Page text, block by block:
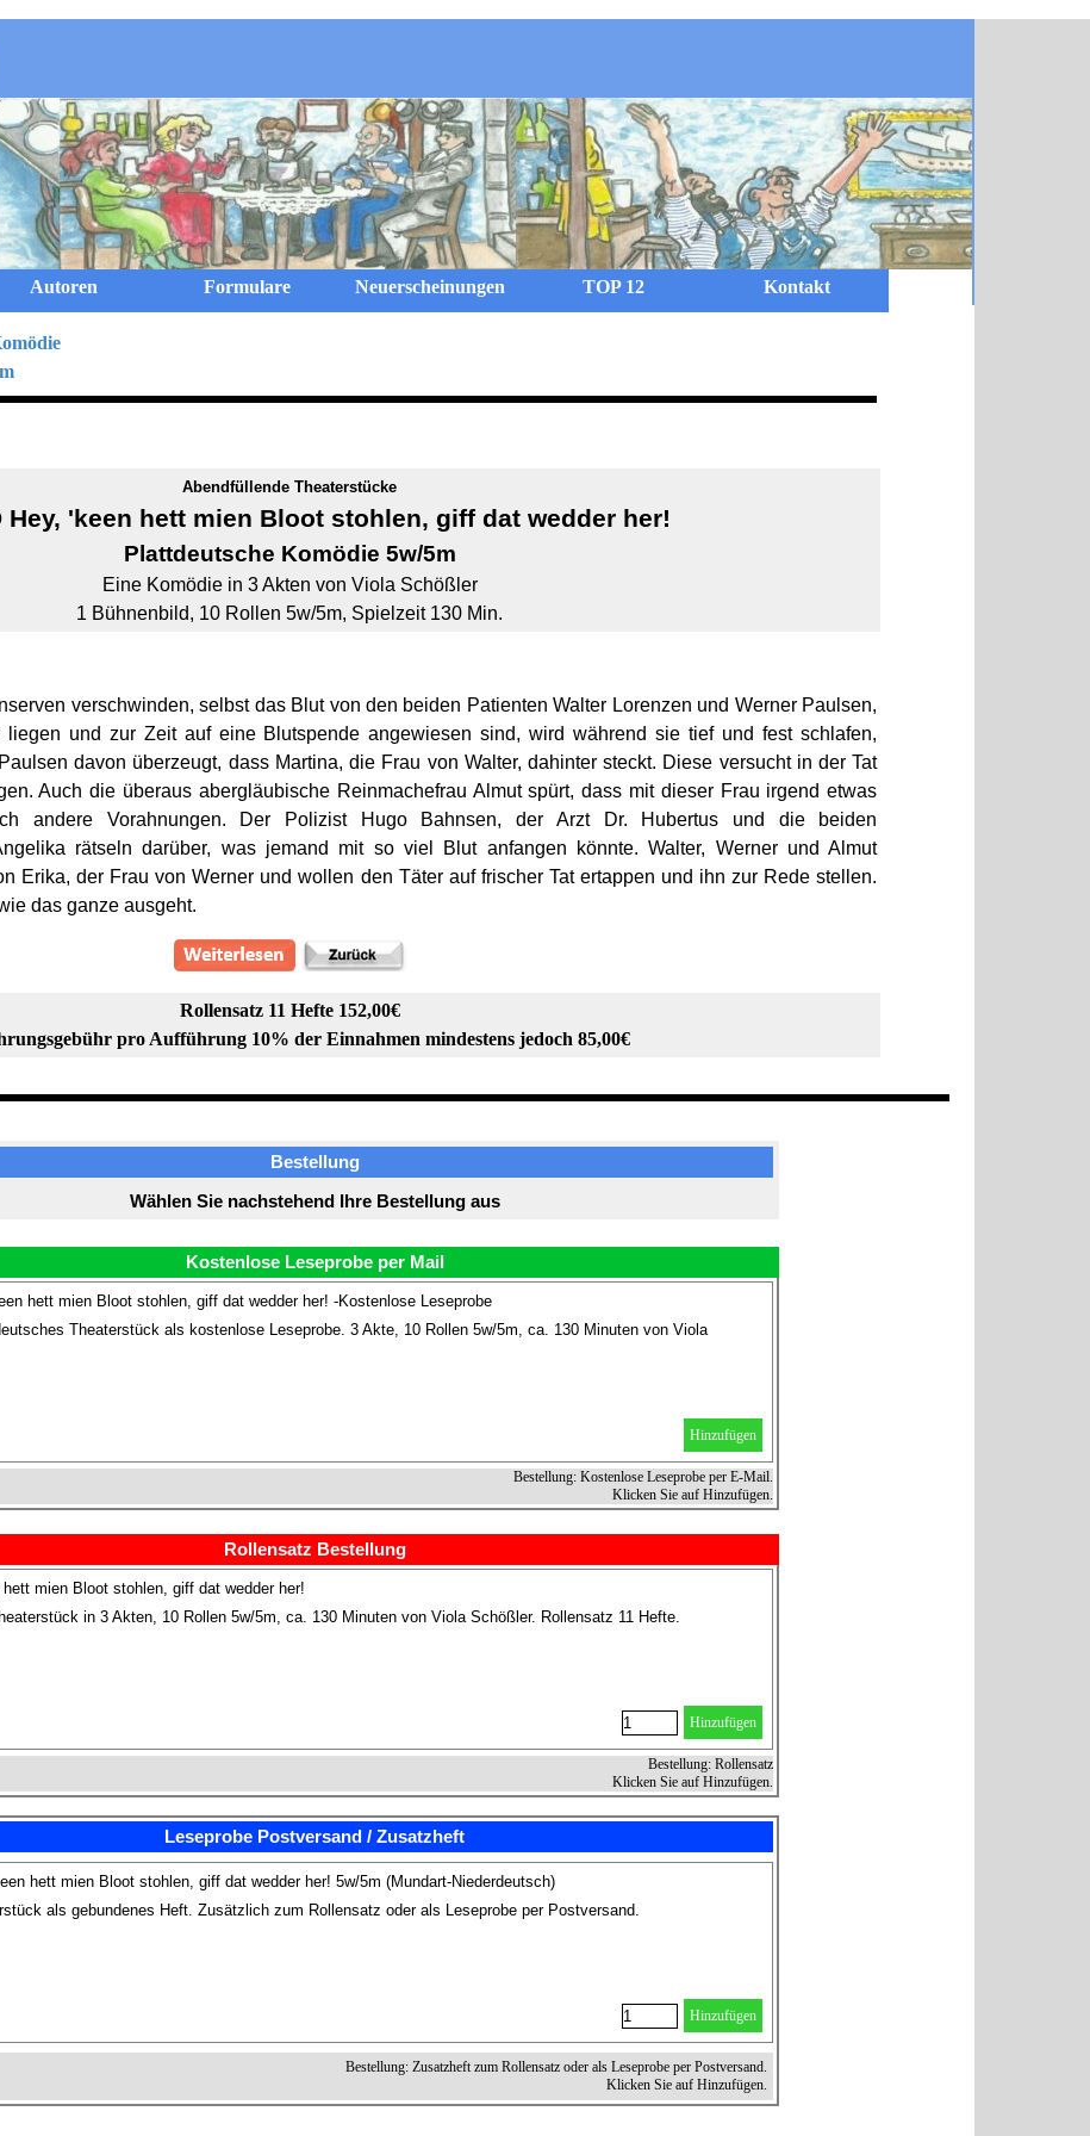
Menü überspringen
Autoren Formulare Neuerscheinungen TOP 12 Kontakt
Abendfüllende Theaterstücke
Hey, 'keen hett mien Bloot stohlen, giff dat wedder her!
Plattdeutsche Komödie 5w/5m
Eine Komödie in 3 Akten von Viola Schößler
1 Bühnenbild, 10 Rollen 5w/5m, Spielzeit 130 Min.
verschwinden, selbst das Blut von den beiden Patienten Walter Lorenzen und Werner Paulsen,
liegen und zur Zeit auf eine Blutspende angewiesen sind, wird während sie tief und fest schlafen,
davon überzeugt, dass Martina, die Frau von Walter, dahinter steckt. Diese versucht in der Tat
Auch die überaus abergläubische Reinmachefrau Almut spürt, dass mit dieser Frau irgend etwas
andere Vorahnungen. Der Polizist Hugo Bahnsen, der Arzt Dr. Hubertus und die beiden
rätseln darüber, was jemand mit so viel Blut anfangen könnte. Walter, Werner und Almut
Erika, der Frau von Werner und wollen den Täter auf frischer Tat ertappen und ihn zur Rede stellen.
das ganze ausgeht.
Rollensatz 11 Hefte 152,00€
pro Aufführung 10% der Einnahmen mindestens jedoch 85,00€
Bestellung
Wählen Sie nachstehend Ihre Bestellung aus
Kostenlose Leseprobe per Mail
hett mien Bloot stohlen, giff dat wedder her! -Kostenlose Leseprobe
Theaterstück als kostenlose Leseprobe. 3 Akte, 10 Rollen 5w/5m, ca. 130 Minuten von Viola
Hinzufügen
Bestellung: Kostenlose Leseprobe per E-Mail.
Klicken Sie auf Hinzufügen.
Rollensatz Bestellung
mien Bloot stohlen, giff dat wedder her!
in 3 Akten, 10 Rollen 5w/5m, ca. 130 Minuten von Viola Schößler. Rollensatz 11 Hefte.
Hinzufügen
Bestellung: Rollensatz
Klicken Sie auf Hinzufügen.
Leseprobe Postversand / Zusatzheft
hett mien Bloot stohlen, giff dat wedder her! 5w/5m (Mundart-Niederdeutsch)
als gebundenes Heft. Zusätzlich zum Rollensatz oder als Leseprobe per Postversand.
Hinzufügen
Bestellung: Zusatzheft zum Rollensatz oder als Leseprobe per Postversand.
Klicken Sie auf Hinzufügen.